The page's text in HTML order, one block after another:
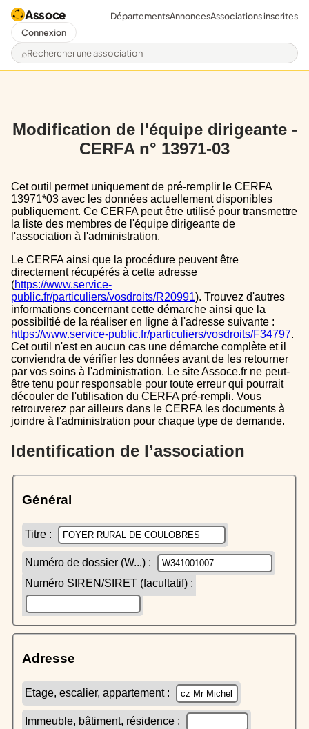
Assoce
Rechercher une association
DépartementsAnnoncesAssociations inscrites
Connexion
Modification de l'équipe dirigeante -
CERFA n° 13971-03
Cet outil permet uniquement de pré-remplir le CERFA
13971*03 avec les données actuellement disponibles
publiquement. Ce CERFA peut être utilisé pour transmettre
la liste des membres de l'équipe dirigeante de
l'association à l'administration.
Le CERFA ainsi que la procédure peuvent être
directement récupérés à cette adresse
(https://www.service-
public.fr/particuliers/vosdroits/R20991). Trouvez d'autres
informations concernant cette démarche ainsi que la
possibiltié de la réaliser en ligne à l'adresse suivante :
https://www.service-public.fr/particuliers/vosdroits/F34797.
Cet outil n'est en aucun cas une démarche complète et il
conviendra de vérifier les données avant de les retourner
par vos soins à l'administration. Le site Assoce.fr ne peut-
être tenu pour responsable pour toute erreur qui pourrait
découler de l'utilisation du CERFA pré-rempli. Vous
retrouverez par ailleurs dans le CERFA les documents à
joindre à l'administration pour chaque type de demande.
Identification de l’association
Général
Titre :
Numéro de dossier (W...) :
Numéro SIREN/SIRET (facultatif) :
Adresse
Etage, escalier, appartement :
Immeuble, bâtiment, résidence :